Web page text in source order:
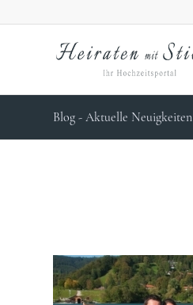
Blog - Aktuelle Neuigkeiten